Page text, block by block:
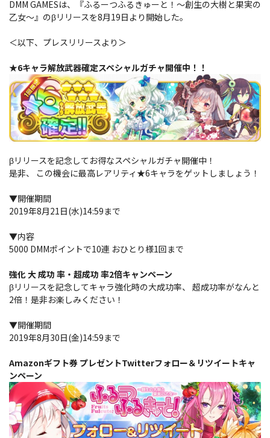
DMM GAMESは、『ふるーつふるきゅーと！～創生の大樹と果実の
乙女～』のβリリースを8月19日より開始した。
＜以下、プレスリリースより＞
★6キャラ解放武器確定スペシャルガチャ開催中！！
βリリースを記念してお得なスペシャルガチャ開催中！
是非、 この機会に最高レアリティ★6キャラをゲットしましょう！
▼開催期間
2019年8月21日(水)14:59まで
▼内容
5000 DMMポイントで10連 おひとり様1回まで
強化 大 成功 率・超成功 率2倍キャンペーン
βリリースを記念してキャラ強化時の大成功率、 超成功率がなんと
2倍！是非お楽しみください！
▼開催期間
2019年8月30日(金)14:59まで
Amazonギフト券 プレゼントTwitterフォロー＆リツイートキャ
ンペーン